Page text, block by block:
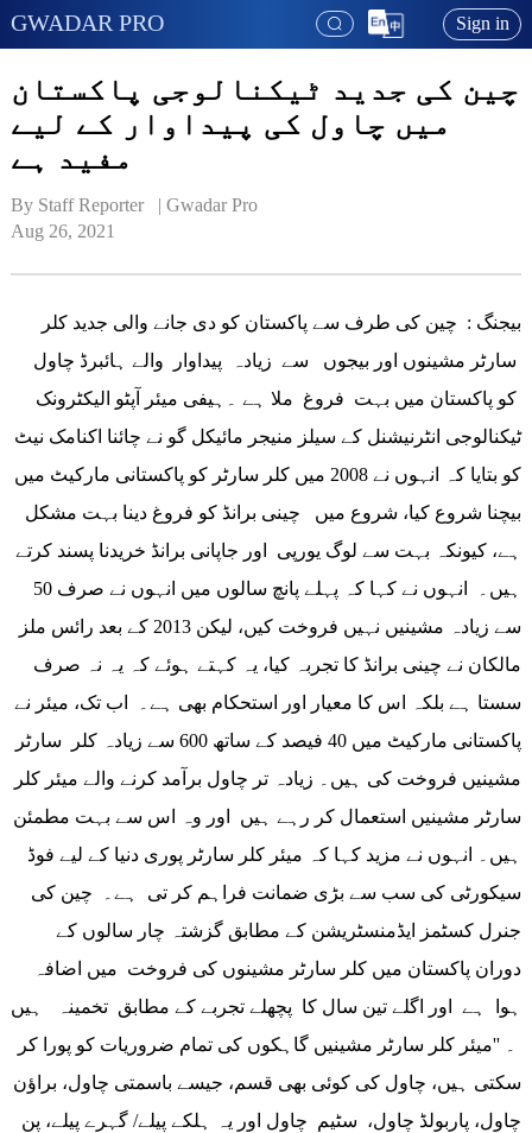
GWADAR PRO Sign in
چین کی جدید ٹیکنالوجی پاکستان
میں چاول کی پیداوار کے لیے
مفید ہے
By Staff Reporter   | Gwadar Pro
Aug 26, 2021
بیجنگ : چین کی طرف سے پاکستان کو دی جانے والی جدید کلر
سارٹر مشینوں اور بیجوں سے زیادہ پیداوار والے ہائبرڈ چاول
کو پاکستان میں بہت فروغ ملا ہے ۔ہیفی میئر آپٹو الیکٹرونک
ٹیکنالوجی انٹرنیشنل کے سیلز منیجر مائیکل گو نے چائنا اکنامک نیٹ
کو بتایا کہ انہوں نے 2008 میں کلر سارٹر کو پاکستانی مارکیٹ میں
بیچنا شروع کیا، شروع میں چینی برانڈ کو فروغ دینا بہت مشکل
ہے، کیونکہ بہت سے لوگ یورپی اور جاپانی برانڈ خریدنا پسند کرتے
ہیں۔ انہوں نے کہا کہ پہلے پانچ سالوں میں انہوں نے صرف 50
سے زیادہ مشینیں نہیں فروخت کیں، لیکن 2013 کے بعد رائس ملز
مالکان نے چینی برانڈ کا تجربہ کیا، یہ کہتے ہوئے کہ یہ نہ صرف
سستا ہے بلکہ اس کا معیار اور استحکام بھی ہے۔ اب تک، میئر نے
پاکستانی مارکیٹ میں 40 فیصد کے ساتھ 600 سے زیادہ کلر سارٹر
مشینیں فروخت کی ہیں۔ زیادہ تر چاول برآمد کرنے والے میئر کلر
سارٹر مشینیں استعمال کر رہے ہیں اور وہ اس سے بہت مطمئن
ہیں۔ انہوں نے مزید کہا کہ میئر کلر سارٹر پوری دنیا کے لیے فوڈ
سیکورٹی کی سب سے بڑی ضمانت فراہم کر تی ہے۔ چین کی
جنرل کسٹمز ایڈمنسٹریشن کے مطابق گزشتہ چار سالوں کے
دوران پاکستان میں کلر سارٹر مشینوں کی فروخت میں اضافہ
ہوا ہے اور اگلے تین سال کا پچھلے تجربے کے مطابق تخمینہ ہیں
۔ ''میئر کلر سارٹر مشینیں گاہکوں کی تمام ضروریات کو پورا کر
سکتی ہیں، چاول کی کوئی بھی قسم، جیسے باسمتی چاول، براؤن
چاول، پاربولڈ چاول، سٹیم چاول اور یہ ہلکے پیلے/ گہرے پیلے، پن